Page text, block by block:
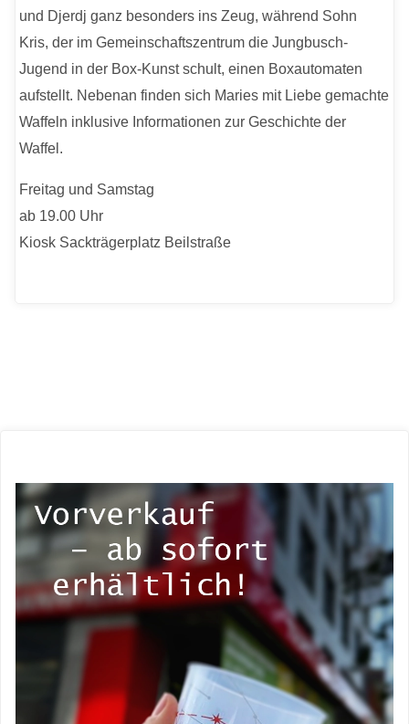
und Djerdj ganz besonders ins Zeug, während Sohn
Kris, der im Gemeinschaftszentrum die Jungbusch-
Jugend in der Box-Kunst schult, einen Boxautomaten
aufstellt. Nebenan finden sich Maries mit Liebe gemachte
Waffeln inklusive Informationen zur Geschichte der
Waffel.
Freitag und Samstag
ab 19.00 Uhr
Kiosk Sackträgerplatz Beilstraße